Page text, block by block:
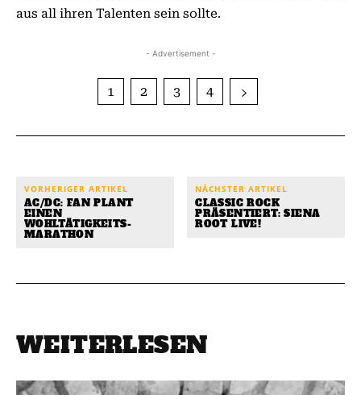
aus all ihren Talenten sein sollte.
- Advertisement -
1 2 3 4
VORHERIGER ARTIKEL
AC/DC: FAN PLANT
EINEN
WOHLTÄTIGKEITS-
MARATHON
NÄCHSTER ARTIKEL
CLASSIC ROCK
PRÄSENTIERT: SIENA
ROOT LIVE!
WEITERLESEN